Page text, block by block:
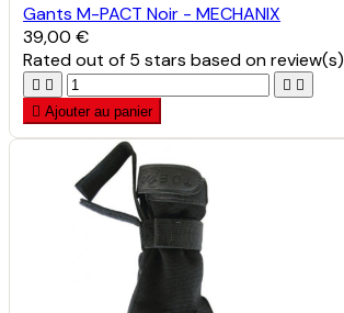
Gants M-PACT Noir - MECHANIX
39,00 €
Ratedout of 5 stars based onreview(s)
   
 Ajouter au panier